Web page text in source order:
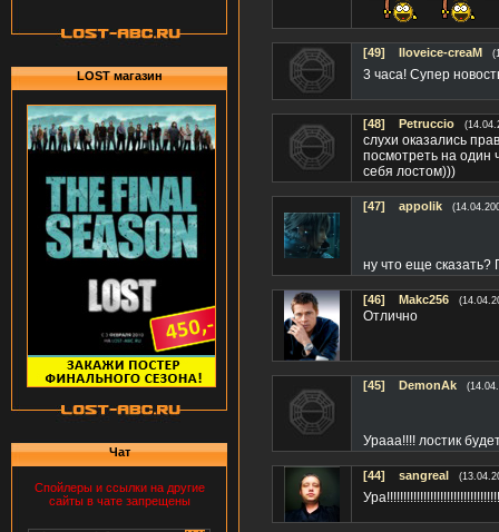
LOST магазин
Чат
Спойлеры и ссылки на другие
сайты в чате запрещены
[49] Iloveice-creaM
3 часа! Супер
[48] Petruccio
слухи оказались
посмотреть на один
себя лостом)))
[47] appolik
ну что еще
[46] Makc256
Отлично
[45] DemonAk
Урааа!!!! лостик
[44] sangreal